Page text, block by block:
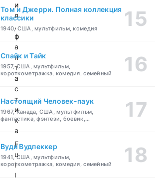
и
я
,
ф
а
н
т
а
с
т
и
к
а
F
u
l
l
Том и Джерри. Полная коллекция
классики
1940, США, мультфильм, комедия
Спайк и Тайк
1957, США, мультфильм,
короткометражка, комедия, семейный
Настоящий Человек-паук
1967, Канада, США, мультфильм,
фантастика, фэнтези, боевик,
Вуди Вудпеккер
1941, США, мультфильм,
короткометражка, комедия, семейный